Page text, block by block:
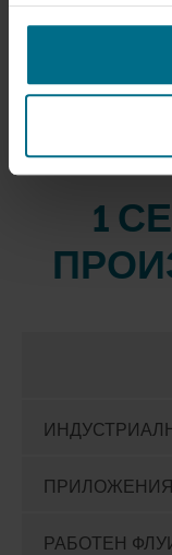
поддръжката,
хигиенични/CIP
1
ПРИЛОЖЕНИЯ
РАБОТЕН